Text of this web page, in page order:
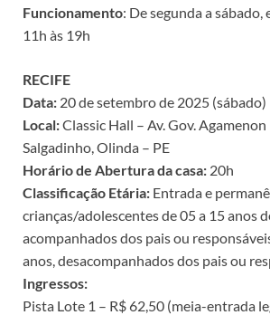
Funcionamento: De segunda a
11h às 19h
RECIFE
Data: 20 de setembro de 2025 (sábado)
Local:Classic Hall – Av. Gov.
Salgadinho, Olinda – PE
Horário de Abertura da casa: 20h
Classificação Etária: Entrada e
crianças/adolescentes de 05 a 15 anos
acompanhados dos pais ou
anos, desacompanhados dos pais ou
Ingressos:
Pista Lote 1 – R$ 62,50 (meia-entrada